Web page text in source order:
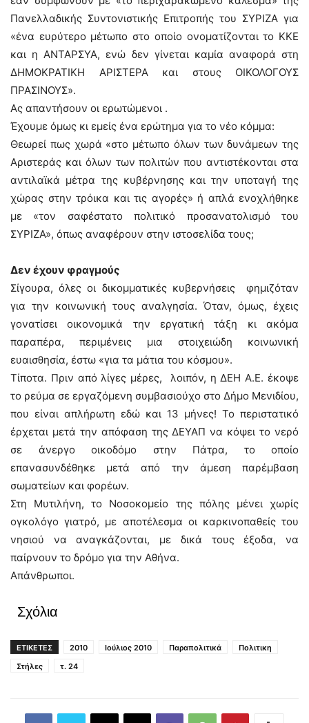
Πανελλαδικής Συντονιστικής Επιτροπής του ΣΥΡΙΖΑ για
«ένα ευρύτερο μέτωπο στο οποίο ονοματίζονται το ΚΚΕ
και η ΑΝΤΑΡΣΥΑ, ενώ δεν γίνεται καμία αναφορά στη
ΔΗΜΟΚΡΑΤΙΚΗ ΑΡΙΣΤΕΡΑ και στους ΟΙΚΟΛΟΓΟΥΣ
ΠΡΑΣΙΝΟΥΣ».
Ας απαντήσουν οι ερωτώμενοι .
Έχουμε όμως κι εμείς ένα ερώτημα για το νέο κόμμα:
Θεωρεί πως χωρά «στο μέτωπο όλων των δυνάμεων της
Αριστεράς και όλων των πολιτών που αντιστέκονται στα
αντιλαϊκά μέτρα της κυβέρνησης και την υποταγή της
χώρας στην τρόικα και τις αγορές» ή απλά ενοχλήθηκε
με «τον σαφέστατο πολιτικό προσανατολισμό του
ΣΥΡΙΖΑ», όπως αναφέρουν στην ιστοσελίδα τους;
Δεν έχουν φραγμούς
Σίγουρα, όλες οι δικομματικές κυβερνήσεις φημιζόταν
για την κοινωνική τους αναλγησία. Όταν, όμως, έχεις
γονατίσει οικονομικά την εργατική τάξη κι ακόμα
παραπέρα, περιμένεις μια στοιχειώδη κοινωνική
ευαισθησία, έστω «για τα μάτια του κόσμου».
Τίποτα. Πριν από λίγες μέρες, λοιπόν, η ΔΕΗ Α.Ε. έκοψε
το ρεύμα σε εργαζόμενη συμβασιούχο στο Δήμο Μενιδίου,
που είναι απλήρωτη εδώ και 13 μήνες! Το περιστατικό
έρχεται μετά την απόφαση της ΔΕΥΑΠ να κόψει το νερό
σε άνεργο οικοδόμο στην Πάτρα, το οποίο
επανασυνδέθηκε μετά από την άμεση παρέμβαση
σωματείων και φορέων.
Στη Μυτιλήνη, το Νοσοκομείο της πόλης μένει χωρίς
ογκολόγο γιατρό, με αποτέλεσμα οι καρκινοπαθείς του
νησιού να αναγκάζονται, με δικά τους έξοδα, να
παίρνουν το δρόμο για την Αθήνα.
Απάνθρωποι.
Σχόλια
ΕΤΙΚΕΤΕΣ 2010 Ιούλιος 2010 Παραπολιτικά
Πολιτικη
Στήλες
τ. 24